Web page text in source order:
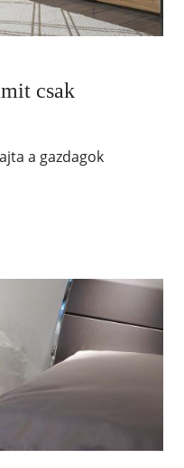
csak
a gazdagok